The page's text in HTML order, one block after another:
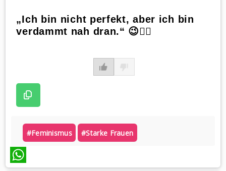
„Ich bin nicht perfekt, aber ich bin
verdammt nah dran.“ 😉💁‍♀️
#feminismus #starke Frauen